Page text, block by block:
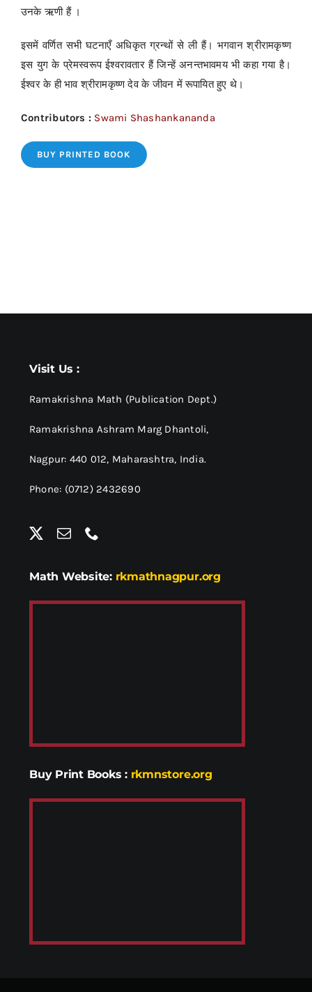
उनके ऋणी हैं ।
इसमें वर्णित सभी घटनाएँ अधिकृत ग्रन्थों से ली हैं। भगवान श्रीरामकृष्ण
इस युग के प्रेमस्वरूप ईश्वरावतार हैं जिन्हें अनन्तभावमय भी कहा गया है।
ईश्वर के ही भाव श्रीरामकृष्ण देव के जीवन में रूपायित हुए थे।
Contributors : Swami Shashankananda
BUY PRINTED BOOK
Visit Us :
Ramakrishna Math (Publication Dept.)
Ramakrishna Ashram Marg Dhantoli,
Nagpur: 440 012, Maharashtra, India.
Phone: (0712) 2432690
Math Website: rkmathnagpur.org
Buy Print Books : rkmnstore.org